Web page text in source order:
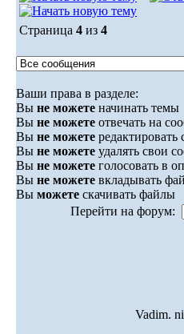
Страница 4 из 4
Ваши права в разделе:
Вы не можете начинать темы
Вы не можете отвечать на
Вы не можете
Вы не можете удалять свои
Вы не можете голосовать в
Вы не можете вкладывать
Вы можете скачивать файлы
Перейти на форум:
Vadim.